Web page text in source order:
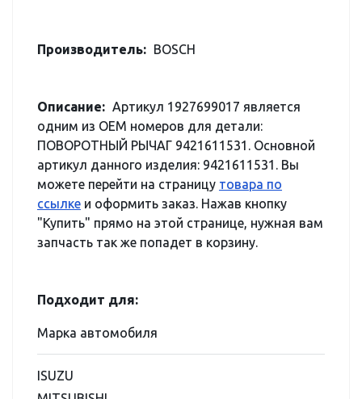
Производитель: BOSCH
Описание: Артикул 1927699017 является
одним из OEM номеров для детали:
ПОВОРОТНЫЙ РЫЧАГ 9421611531. Основной
артикул данного изделия: 9421611531. Вы
можете перейти на страницу товара по
ссылке и оформить заказ. Нажав кнопку
"Купить" прямо на этой странице, нужная вам
запчасть так же попадет в корзину.
Подходит для:
Марка автомобиля
ISUZU